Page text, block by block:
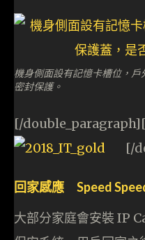
機身側面設有記憶卡槽位，
密封保護。
[/
[/
回家感應 Speed
大部分家庭會安裝 IP